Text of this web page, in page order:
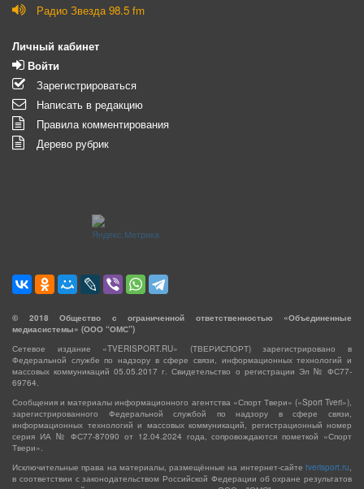
Радио Звезда 98.5 fm
Личный кабинет
Войти
Зарегистрироваться
Написать в редакцию
Правила комментирования
Дерево рубрик
© 2018 Общество с ограниченной ответственностью «Объединенные
медиасистемы» (ООО “ОМС”)
Сетевое издание «TVERISPORT.RU» (ТВЕРИСПОРТ) зарегистрировано в
Федеральной службе по надзору в сфере связи, информационных технологий и
массовых коммуникаций 05.05.2017 г. Свидетельство о регистрации Эл № ФС77-
69764.
Сообщения и материалы информационного агентства «Спорт Твери» («Sport Tveri»),
зарегистрированного Федеральной службой по надзору в сфере связи,
информационных технологий и массовых коммуникаций, регистрационный номер
серия ИА № ФС77-87090 от 12.04.2024 года, сопровождаются пометкой «Спорт
Твери».
Исключительные права на материалы, размещённые на интернет-сайте tverisport.ru,
в соответствии с законодательством Российской Федерации об охране результатов